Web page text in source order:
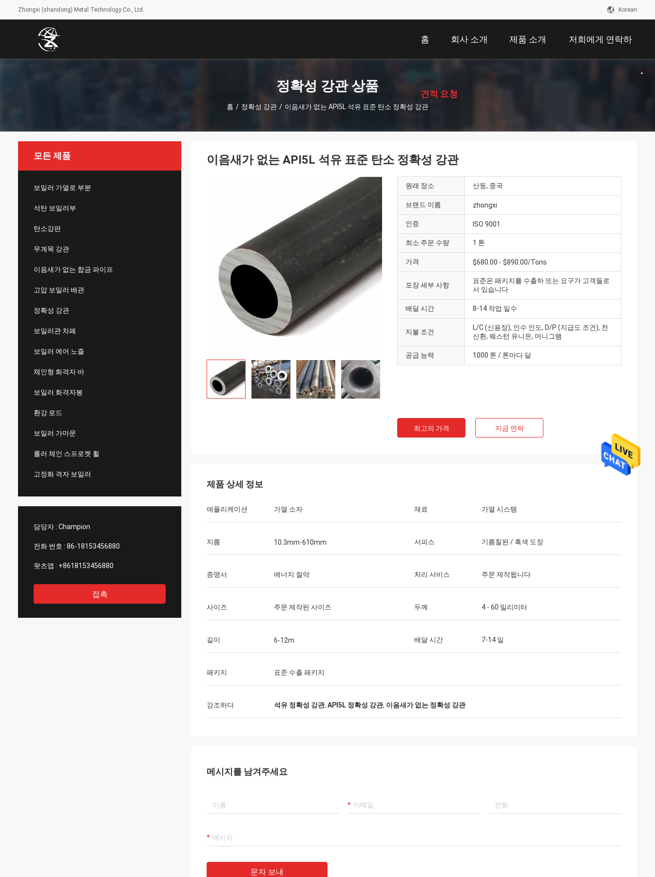
Zhongxi (shandong) Metal Technology Co., Ltd. Korean
홈 회사 소개 제품 소개 저희에게 연락하
견적 요청
정확성 강관 상품
홈 / 정확성 강관 / 이음새가 없는 API5L 석유 표준 탄소 정확성 강관
모든 제품
보일러 가열로 부분
석탄 보일러부
탄소강판
무계목 강관
이음새가 없는 합금 파이프
고압 보일러 배관
정확성 강관
보일러관 차폐
보일러 에어 노즐
체인형 화격자 바
보일러 화격자봉
환강 로드
보일러 가마문
롤러 체인 스프로켓 휠
고정화 격자 보일러
담당자 : Champion
전화 번호 : 86-18153456880
왓츠앱 : +8618153456880
접촉
이음새가 없는 API5L 석유 표준 탄소 정확성 강관
원래 장소 산둥, 중국
브랜드 이름 zhongxi
인증 ISO 9001
최소 주문 수량 1 톤
가격 $680.00 - $890.00/Tons
포장 세부 사항
표준은 패키지를 수출하 또는 요구가 고객들로
서 있습니다
배달 시간 8-14 작업 일수
지불 조건
L/C (신용장), 인수 인도, D/P (지급도 조건), 전
신환, 웨스턴 유니온, 머니그램
공급 능력 1000 톤 / 톤마다 달
최고의 가격 지금 연락
제품 상세 정보
애플리케이션 가열 소자 재료 가열 시스템
지름 10.3mm-610mm 서피스 기름칠된 / 흑색 도장
증명서 에너지 절약 처리 서비스 주문 제작됩니다
사이즈 주문 제작된 사이즈 두께 4 - 60 밀리미터
길이 6-12m 배달 시간 7-14 일
패키지 표준 수출 패키지
강조하다 석유 정확성 강관, API5L 정확성 강관, 이음새가 없는 정확성 강관
메시지를 남겨주세요
문자 보내